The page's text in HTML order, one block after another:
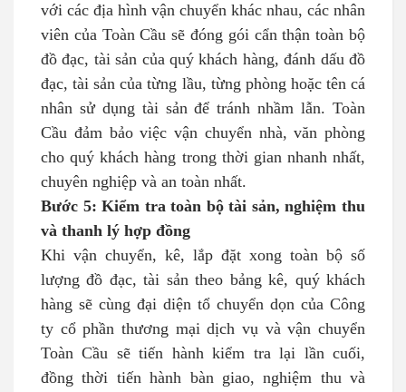
với các địa hình vận chuyển khác nhau, các nhân
viên của Toàn Cầu sẽ đóng gói cẩn thận toàn bộ
đồ đạc, tài sản của quý khách hàng, đánh dấu đồ
đạc, tài sản của từng lầu, từng phòng hoặc tên cá
nhân sử dụng tài sản để tránh nhầm lẫn. Toàn
Cầu đảm bảo việc vận chuyển nhà, văn phòng
cho quý khách hàng trong thời gian nhanh nhất,
chuyên nghiệp và an toàn nhất.
Bước 5: Kiểm tra toàn bộ tài sản, nghiệm thu
và thanh lý hợp đồng
Khi vận chuyển, kê, lắp đặt xong toàn bộ số
lượng đồ đạc, tài sản theo bảng kê, quý khách
hàng sẽ cùng đại diện tổ chuyển dọn của Công
ty cổ phần thương mại dịch vụ và vận chuyển
Toàn Cầu sẽ tiến hành kiểm tra lại lần cuối,
đồng thời tiến hành bàn giao, nghiệm thu và